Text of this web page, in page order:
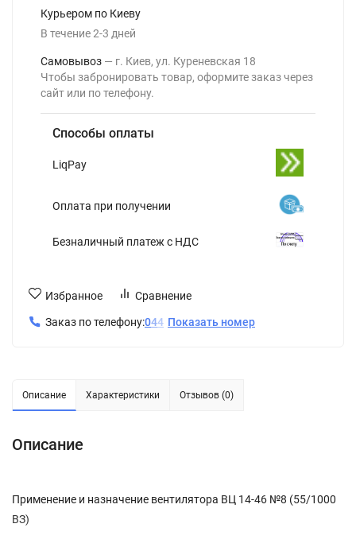
Курьером по Киеву
В течение2-3 дней
Самовывоз
г. Киев, ул. Куреневская 18
Чтобы забронировать товар, оформите заказ через
сайт или по телефону.
Способы оплаты
LiqPay
Оплата при получении
Безналичный платеж с НДС
Избранное Сравнение
Заказ по телефону:044 Показать номер
Описание Характеристики Отзывов (0)
Описание
Применение и назначение вентилятора ВЦ 14-46 №8 (55/1000
ВЗ)